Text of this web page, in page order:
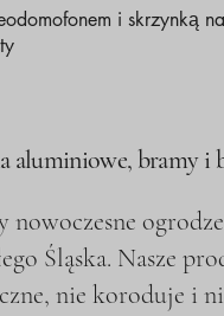
i skrzynką na
aluminiowe, bramy i
nowoczesne
Śląska. Nasze
nie koroduje i